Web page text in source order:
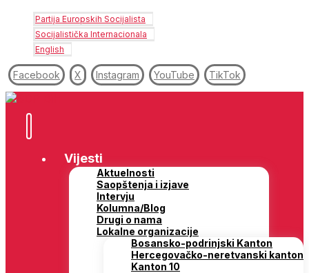
Partija Europskih Socijalista
Socijalistička Internacionala
English
Facebook X Instagram YouTube TikTok
Vijesti
Aktuelnosti
Saopštenja i izjave
Intervju
Kolumna/Blog
Drugi o nama
Lokalne organizacije
Bosansko-podrinjski Kanton
Hercegovačko-neretvanski kanton
Kanton 10